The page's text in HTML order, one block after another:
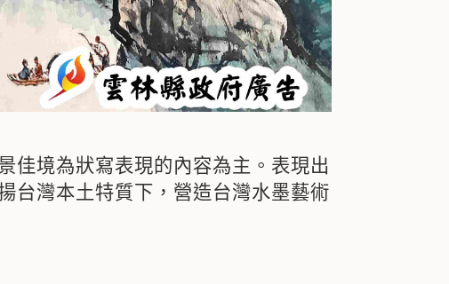
佳境為狀寫表現的內容為主。表現出
台灣本土特質下，營造台灣水墨藝術